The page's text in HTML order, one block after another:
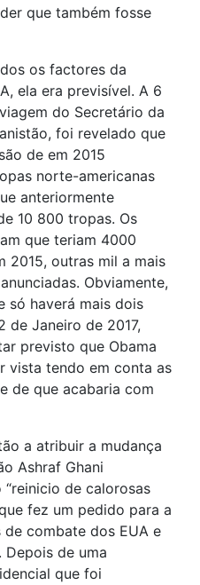
que também fosse
os factores da
ela era previsível. A 6
do Secretário da
foi revelado que
de em 2015
norte-americanas
anteriormente
10 800 tropas. Os
que teriam 4000
2015, outras mil a mais
Obviamente,
só haverá mais dois
de Janeiro de 2017,
previsto que Obama
vista tendo em conta as
de que acabaria com
a atribuir a mudança
Ashraf Ghani
de calorosas
fez um pedido para a
combate dos EUA e
Depois de uma
que foi